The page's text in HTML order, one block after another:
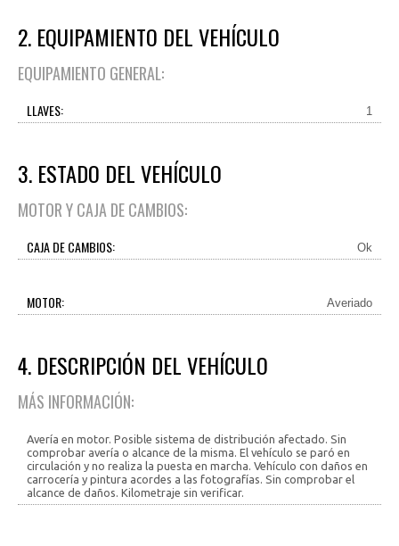
2. EQUIPAMIENTO DEL VEHÍCULO
EQUIPAMIENTO GENERAL:
LLAVES: 1
3. ESTADO DEL VEHÍCULO
MOTOR Y CAJA DE CAMBIOS:
CAJA DE CAMBIOS: Ok
MOTOR: Averiado
4. DESCRIPCIÓN DEL VEHÍCULO
MÁS INFORMACIÓN:
Avería en motor. Posible sistema de distribución afectado. Sin
comprobar avería o alcance de la misma. El vehículo se paró en
circulación y no realiza la puesta en marcha. Vehículo con daños en
carrocería y pintura acordes a las fotografías. Sin comprobar el
alcance de daños. Kilometraje sin verificar.